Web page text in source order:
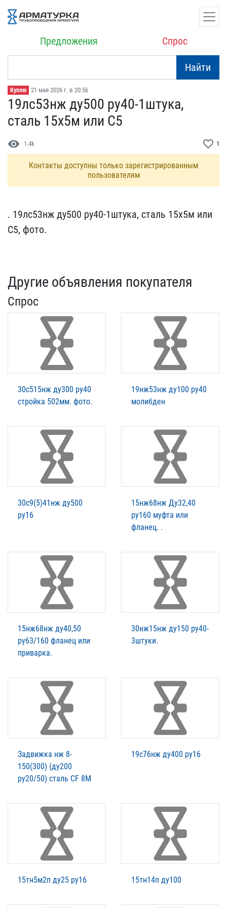
Предложения Спрос
Найти
Куплю 21 мая 2026 г. в 20:56
19лс53нж ду500 ру40-1шту​ка,
сталь 15х5м или С5
visibility 1.4k favorite_border 1
Контакты доступны только зарегистрированным
пользователям
. 19лс53нж ду500 ру40-1ш​тука, сталь 15х5м или
С5​, фото.
Другие объявления покупателя
Спрос
30с515нж ду300 ру40
стройка 502мм. фото.
19нж53нж ду100 ру40
молибден
30с9(5)41нж ду500
ру16
15нж68нж Ду32,40
ру160 муфта или
фланец. .
15нж68нж ду40,50
ру63/160 фланец или
приварка.
30нж15нж ду150 ру40-
3штуки.
Задвижка нж 8-
150(300) (ду200
ру20/50) сталь CF 8М
19с76нж ду400 ру16
15тн5м2п ду25 ру16 15тн14п ду100